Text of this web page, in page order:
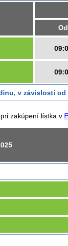
Od
v závislosti
zakúpení lístka v